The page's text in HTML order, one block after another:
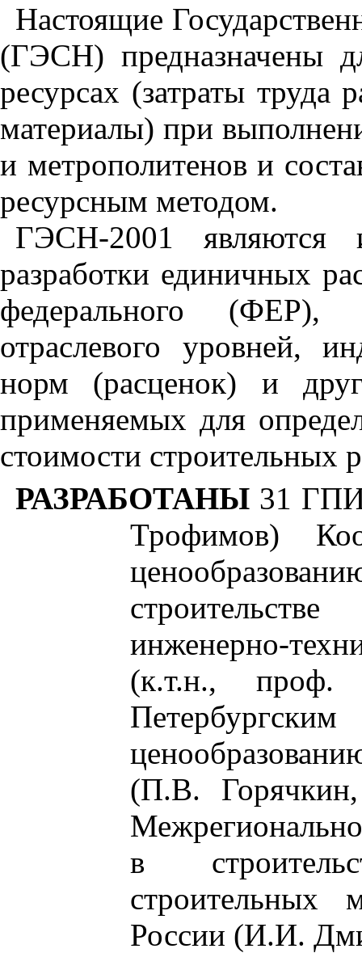
Настоящие
(ГЭСН) предназначены
ресурсах (затраты
материалы) при
и метрополитенов и
ресурсным методом.
ГЭСН-2001 являются
разработки единичных
федерального (ФЕР),
отраслевого уровней,
норм (расценок) и
применяемых для
стоимости строительных
РАЗРАБОТАНЫ 31
Трофимов)
инженерно-
(к.т.н.,
(П.В.
в
строительных
России (И.И.